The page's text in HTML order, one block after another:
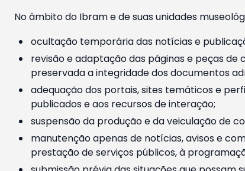
No âmbito do Ibram e de suas unidades
ocultação temporária das notícias e
revisão e adaptação das páginas e peças
preservada a integridade dos documentos
adequação dos portais, sites temáticos e
publicados e aos recursos de interação;
suspensão da produção e da veiculação de
manutenção apenas de notícias, avisos e
prestação de serviços públicos, à